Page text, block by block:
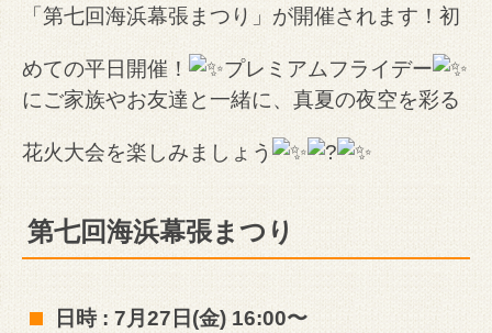
「第七回海浜幕張まつり」が開催されます！初
めての平日開催！
プレミアムフライデー
にご家族やお友達と一緒に、真夏の夜空を彩る
花火大会を楽しみましょう
第七回海浜幕張まつり
日時 : 7月27日(金) 16:00〜